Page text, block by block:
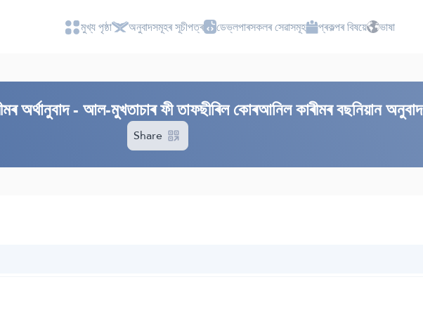
মুখ্য পৃষ্ঠা অনুবাদসমূহৰ সূচীপত্ৰ ডেভ্লপাৰসকলৰ সেৱাসমূহ প্ৰকল্পৰ বিষয়ে ভাষা
- আল-মুখতাচাৰ ফী তাফছীৰিল কোৰআনিল কাৰীমৰ বছনিয়ান অনুবাদ
Share